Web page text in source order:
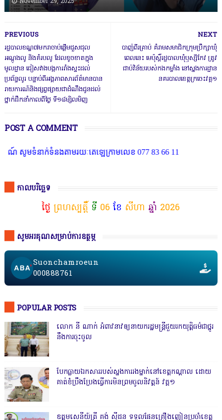
NEXT
បាញ់ពីរគ្រាប់ គំរាមសមាជិកក្រុមប្រឹក្សាឃុំ
ពេលនេះ មេប៉ុស្តិ៍រដ្ឋបាលឃុំឫស្សីកែវ ត្រូវ
ជាប់វិន័យរបស់កងកម្លាំង នៅស្នងការដ្ឋាន
នគរបាលខេត្តក្រចេះវគ្គ១
PREVIOUS
រដ្ឋបាលខណ្ឌ៧មករាចាប់ផ្ដើមជួសជុល
អណ្ដូងលូ និងគំរបលូ ដែលខូចខាតក្នុង
មូលដ្ឋាន ជៀសវាងបង្កការរាំងស្ទះដល់
ប្រព័ន្ធលូរ បន្ទាប់ពីអង្គភាពសារព័ត៌មានបាន
រាយការណ៍និងផ្សព្វផ្សាយជាដំណឹងជូនដល់
ថ្នាក់ដឹកនាំកាលពីថ្ងៃ ទី១៨ម្សិលមិញ
POST A COMMENT
ងតាមរយៈតេឡេក្រាមលេខ 077 83 66 11
កាលបរិច្ឆេទ
ថ្ងៃ ព្រហស្បត្តិ៍ ទី 06 ខែ សីហា ឆ្នាំ 2026
សូមអរគុណសម្រាប់ការឧត្ថម្ភ
Suonchamroeun
000888761
POPULAR POSTS
លោក នី ណាក់ អំពាវនាវឲ្យនាយករដ្ឋមន្ត្រីជួយរកយុត្តិធម៌ជាថ្នូរ
នឹងការចុះចូល
បែកធ្លាយឯកសាររបស់ស្នងការរងម្នាក់នៅខេត្តកណ្ដាល ដោយ
គាត់ខំប្រឹងប្រែងធ្វើការមិនព្រមចូលនិវត្តន៍ វគ្គ១
ឧត្តមសេនីយ៍ត្រី គង់ ស៊ីដន ទទួលផែនគ្រឿងញៀនប្រចាំខេត្ត